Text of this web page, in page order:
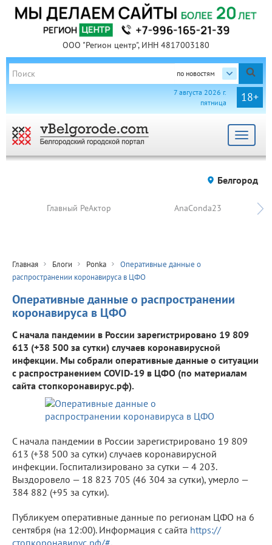
ООО "Регион центр", ИНН 4817003180
по новостям
18+
7 августа 2026 г.
пятница
Toggle
Белгород
Главный РеАктор AnaConda23
Главная Блоги Ponka
Оперативные данные о
распространении коронавируса в ЦФО
Оперативные данные о распространении
коронавируса в ЦФО
С начала пандемии в России зарегистрировано 19 809
613 (+38 500 за сутки) случаев коронавирусной
инфекции. Мы собрали оперативные данные о ситуации
с распространением COVID-19 в ЦФО (по материалам
сайта стопкоронавирус.рф).
С начала пандемии в России зарегистрировано 19 809
613 (+38 500 за сутки) случаев коронавирусной
инфекции. Госпитализировано за сутки — 4 203.
Выздоровело — 18 823 705 (46 304 за сутки), умерло —
384 882 (+95 за сутки).
Публикуем оперативные данные по регионам ЦФО на 6
сентября (на 12:00). Информация с сайта https://
стопкоронавирус.рф/#.